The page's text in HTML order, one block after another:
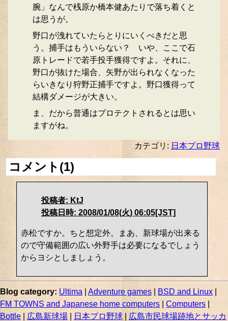
腕」なんで桟原か橋本健あたりで落ち着くと
は思うが。
野口が洩れていたらとりにいくべきだと思
う。捕手はもういらない？ いや、ここで石
原トレードで若手投手獲得ですよ。それに、
野口が抜けた場合、矢野が出られなくなった
らいきなり狩野正捕手ですよ。野口獲得って
結構ダメージが大きい。
ま、だから普通はプロテクトされるとは思い
ますがね。
カテゴリ: 日本プロ野球
コメント(1)
投稿者: KtJ
投稿日時: 2008/01/08(火) 06:05[JST]
赤松ですか。ちと想定外。まあ、新球場が出来る
ので守備範囲の広い外野手は必要になるでしょう
からヨシとしましょう。
Blog category: Ultima Adventure games BSD and Linux
FM TOWNS and Japanese home computers
Computers
Bottle
広島新球場 日本プロ野球
広島市民球場跡地とサッカ